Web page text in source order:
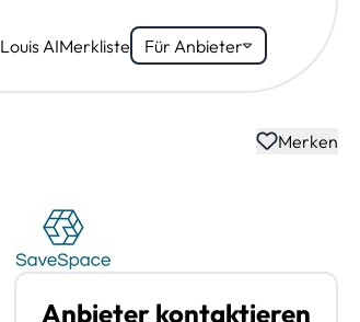
Louis AIMerkliste Für Anbieter
Merken
Anbieter kontaktieren